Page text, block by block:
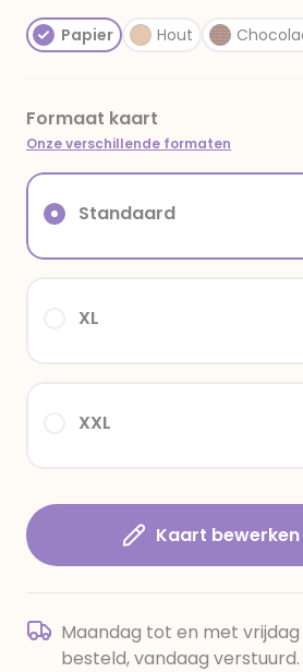
Papier Hout
Formaat kaart
Onze verschillende formaten
XXL
XL
Standaard
Kaart bewerken
Maandag tot en met vrijdag
besteld, vandaag verstuurd.